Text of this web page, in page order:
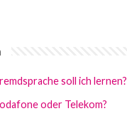
soll ich lernen?
oder Telekom?